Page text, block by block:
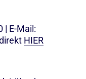
| E-Mail:
HIER